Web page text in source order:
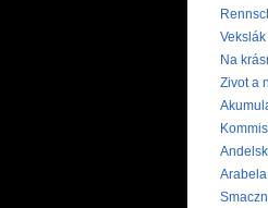
Vekslák
Na
Zivot a